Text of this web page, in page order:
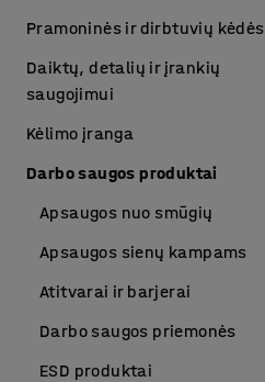
Pramoninės ir dirbtuvių kėdės
Daiktų, detalių ir įrankių
saugojimui
Kėlimo įranga
Darbo saugos produktai
Apsaugos nuo smūgių
Apsaugos sienų kampams
Atitvarai ir barjerai
Darbo saugos priemonės
ESD produktai